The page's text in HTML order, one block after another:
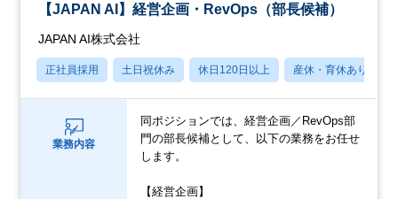
【JAPAN AI】経営企画・RevOps（部長候補）
JAPAN AI株式会社
正社員採用 土日祝休み 休日120日以上 産休・育休あり
業務内容
同ポジションでは、経営企画／RevOps部
門の部長候補として、以下の業務をお任せ
します。
【経営企画】